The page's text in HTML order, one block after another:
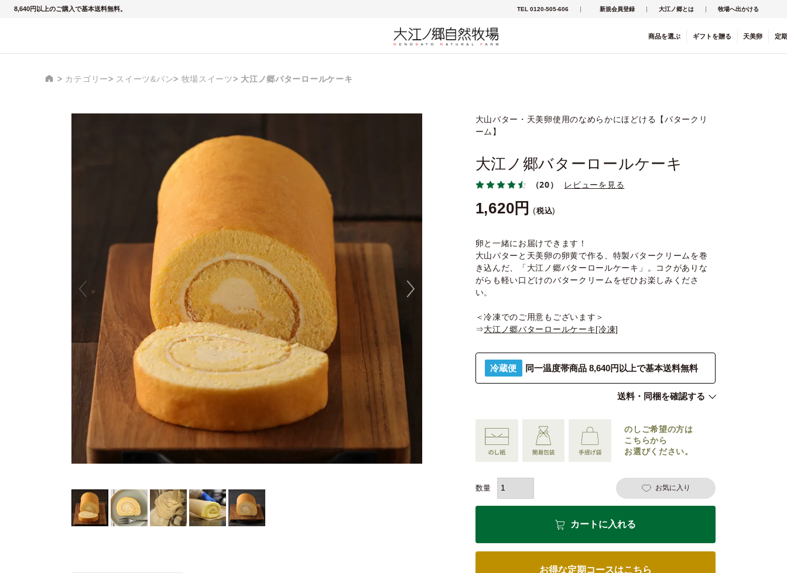
8,640円以上のご購入で基本送料無料。 TEL 0120-505-606 新規会員登録 大江ノ郷とは 牧場へ出かける
商品を選ぶ ギフト を贈る 天美卵 定
カテゴリー スイーツ&パン 牧場スイーツ 大江ノ郷バターロールケーキ
大山バター・天美卵使用のなめらかにほどける【バタークリ
ーム】
大江ノ郷バターロールケーキ
（20） レビューを見る
1,620 税込
卵と一緒にお届けできます！
大山バターと天美卵の卵黄で作る、特製バタークリームを巻
き込んだ、「大江ノ郷バターロールケーキ」。コクがありな
がらも軽い口どけのバタークリームをぜひお楽しみくださ
い。
＜冷凍でのご用意もございます＞
⇒大江ノ郷バターロールケーキ[冷凍]
冷蔵便 同一温度帯商品 8,640円以上で基本送料無料
送料・同梱を確認する
のしご希望の方は
こちらから
お選びください。
お気に入り
カートに入れる
お得な定期コースはこちら